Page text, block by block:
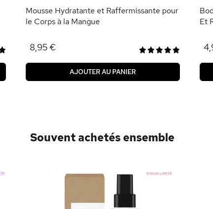
Mousse Hydratante et Raffermissante pour
le Corps à la Mangue
8,95 €
AJOUTER AU PANIER
Et
Souvent achetés ensemble